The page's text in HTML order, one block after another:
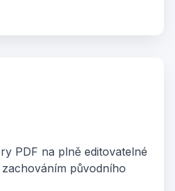
PDF na plně editovatelné
původního